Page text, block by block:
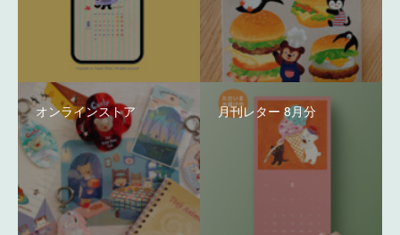
オンラインストア 月刊レター 8月分